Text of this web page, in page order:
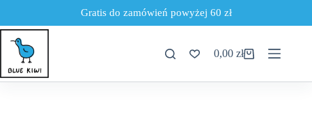
Gratis do zamówień powyżej 60 zł
Przejdź
treści
Koszyk
0,00zł